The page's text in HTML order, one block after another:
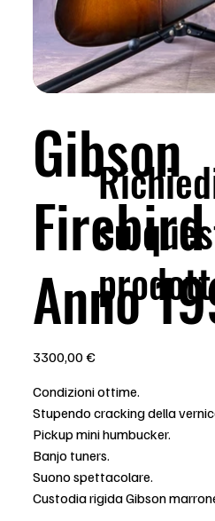
Gibson
Anno
3300,00 €
Condizioni ottime.
Stupendo cracking della
Pickup mini humbucker.
Banjo tuners.
Suono spettacolare.
Custodia rigida Gibson
su